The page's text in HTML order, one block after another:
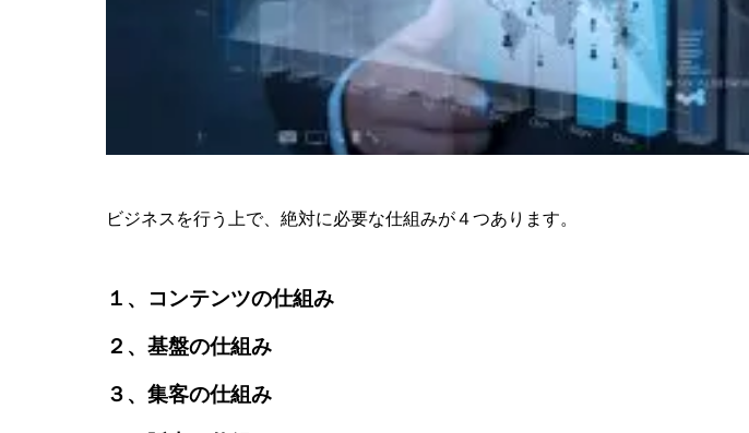
ビジネスを行う上で、絶対に必要な仕組みが４つあります。
１、コンテンツの仕組み
２、基盤の仕組み
３、集客の仕組み